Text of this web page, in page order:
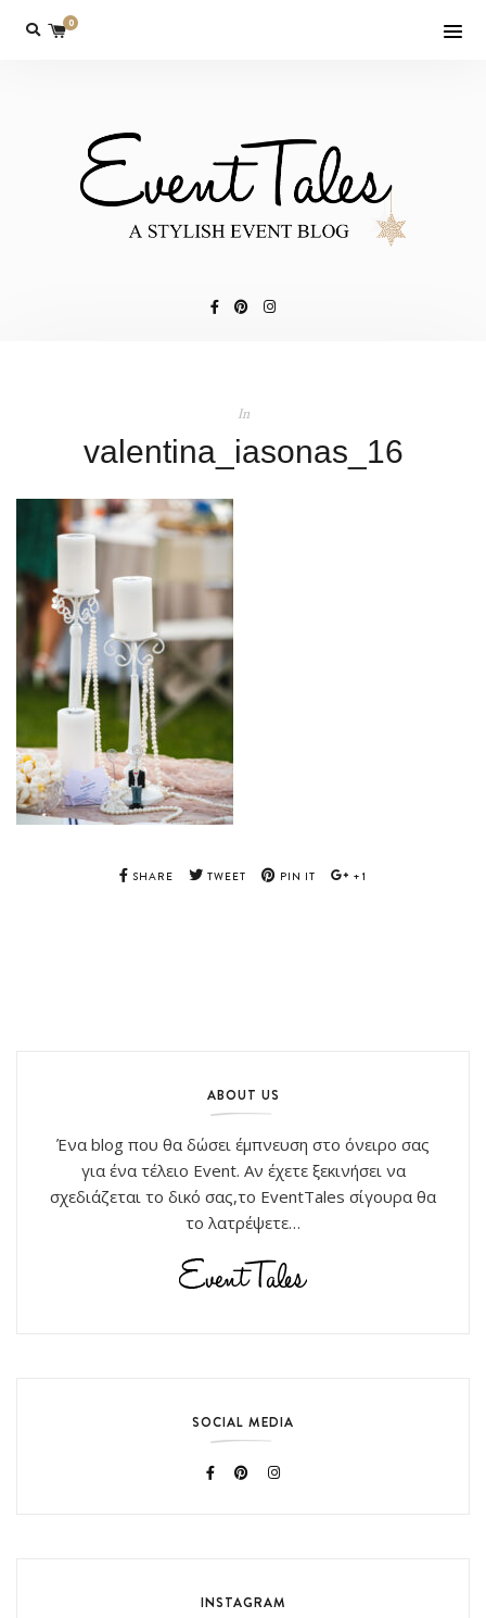
0
In
valentina_iasonas_16
SHARE TWEET PIN IT +1
ABOUT US
Ένα blog που θα δώσει έμπνευση στο όνειρο σας
για ένα τέλειο Event. Αν έχετε ξεκινήσει να
σχεδιάζεται το δικό σας,το EventTales σίγουρα θα
το λατρέψετε…
SOCIAL MEDIA
INSTAGRAM